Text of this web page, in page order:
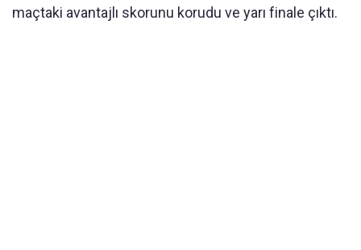
maçtaki avantajlı skorunu korudu ve yarı finale çıktı.